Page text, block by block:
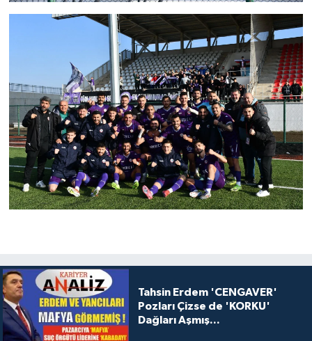
Tahsin Erdem 'CENGAVER'
Pozları Çizse de 'KORKU'
Dağları Aşmış...